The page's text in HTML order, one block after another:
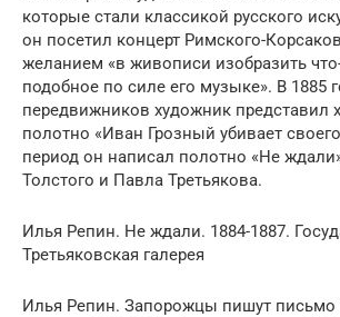
которые стали классикой русского
он посетил концерт Римского-
желанием «в живописи изобразить
подобное по силе его музыке». В 1885
передвижников художник представил
полотно «Иван Грозный убивает
период он написал полотно «Не
Толстого и Павла Третьякова.
Илья Репин. Не ждали. 1884-1887.
Третьяковская галерея
Илья Репин. Запорожцы пишут письмо